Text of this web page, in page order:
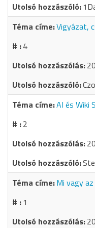
Vigyázat,
4
AI és Wiki
2
Mi vagy
1